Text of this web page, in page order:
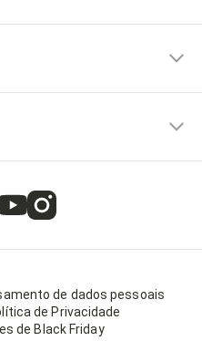
de dados pessoais
de Privacidade
de Black Friday